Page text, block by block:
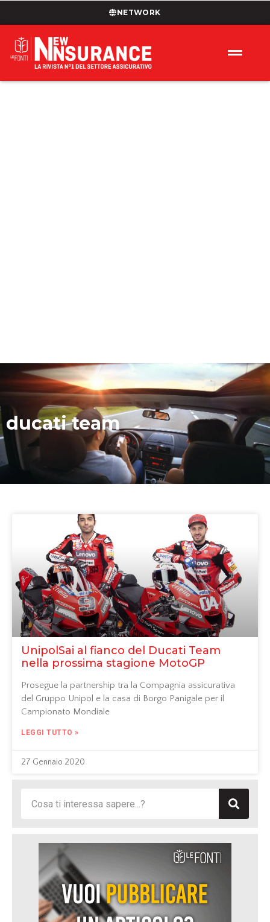
NETWORK
ducati team
UnipolSai al fianco del Ducati Team
nella prossima stagione MotoGP
Prosegue la partnership tra la Compagnia assicurativa
del Gruppo Unipol e la casa di Borgo Panigale per il
Campionato Mondiale
LEGGI TUTTO »
27 Gennaio 2020